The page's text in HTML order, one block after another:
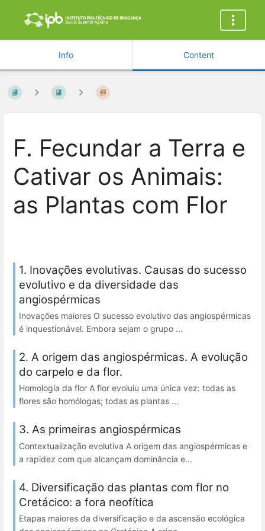
Info Content
F. Fecundar a Terra e
Cativar os Animais:
as Plantas com Flor
1. Inovações evolutivas. Causas do sucesso
evolutivo e da diversidade das
angiospérmicas
Inovações maiores O sucesso evolutivo das angiospérmicas
é inquestionável. Embora sejam o grupo ...
2. A origem das angiospérmicas. A evolução
do carpelo e da flor.
Homologia da flor A flor evoluiu uma única vez: todas as
flores são homólogas; todas as plantas ...
3. As primeiras angiospérmicas
Contextualização evolutiva A origem das angiospérmicas e
a rapidez com que alcançam dominância e...
4. Diversificação das plantas com flor no
Cretácico: a fora neofítica
Etapas maiores da diversificação e da ascensão ecológica